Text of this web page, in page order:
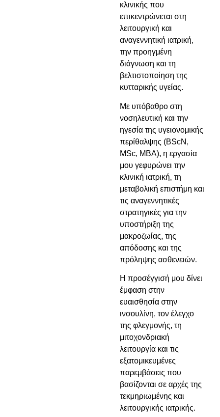
κλινικής που
επικεντρώνεται στη
λειτουργική και
αναγεννητική ιατρική,
την προηγμένη
διάγνωση και τη
βελτιστοποίηση της
κυτταρικής υγείας.
Με υπόβαθρο στη
νοσηλευτική και την
ηγεσία της υγειονομικής
περίθαλψης (BScN,
MSc, MBA), η εργασία
μου γεφυρώνει την
κλινική ιατρική, τη
μεταβολική επιστήμη και
τις αναγεννητικές
στρατηγικές για την
υποστήριξη της
μακροζωίας, της
απόδοσης και της
πρόληψης ασθενειών.
Η προσέγγισή μου δίνει
έμφαση στην
ευαισθησία στην
ινσουλίνη, τον έλεγχο
της φλεγμονής, τη
μιτοχονδριακή
λειτουργία και τις
εξατομικευμένες
παρεμβάσεις που
βασίζονται σε αρχές της
τεκμηριωμένης και
λειτουργικής ιατρικής.